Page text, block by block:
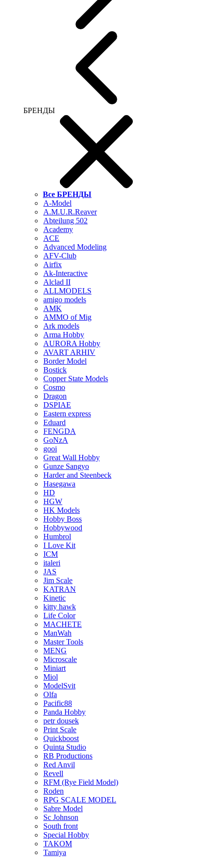
БРЕНДЫ
Все БРЕНДЫ
A-Model
A.M.U.R.Reaver
Abteilung 502
Academy
ACE
Advanced Modeling
AFV-Club
Airfix
Ak-Interactive
Alclad II
ALLMODELS
amigo models
AMK
AMMO of Mig
Ark models
Arma Hobby
AURORA Hobby
AVART ARHIV
Border Model
Bostick
Copper State Models
Cosmo
Dragon
DSPIAE
Eastern express
Eduard
FENGDA
GoNzA
gooi
Great Wall Hobby
Gunze Sangyo
Harder and Steenbeck
Hasegawa
HD
HGW
HK Models
Hobby Boss
Hobbywood
Humbrol
I Love Kit
ICM
italeri
JAS
Jim Scale
KATRAN
Kinetic
kitty hawk
Life Color
MACHETE
ManWah
Master Tools
MENG
Microscale
Miniart
Miol
ModelSvit
Olfa
Pacific88
Panda Hobby
petr dousek
Print Scale
Quickboost
Quinta Studio
RB Productions
Red Anvil
Revell
RFM (Rye Field Model)
Roden
RPG SCALE MODEL
Sabre Model
Sc Johnson
South front
Special Hobby
TAKOM
Tamiya